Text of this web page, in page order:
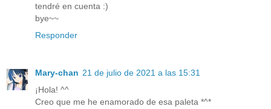
tendré en cuenta :)
bye~~
Responder
Mary-chan 21 de julio de 2021 a las 15:31
¡Hola! ^^
Creo que me he enamorado de esa paleta *^*